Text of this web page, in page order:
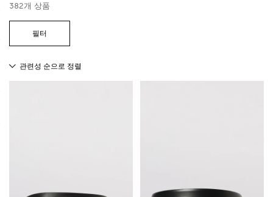
며 항상 차이를 만듭니다.
GIGLIO.COM에서 최고의
고르고 무료 배송 혜택을 누리세요.
382개 상품